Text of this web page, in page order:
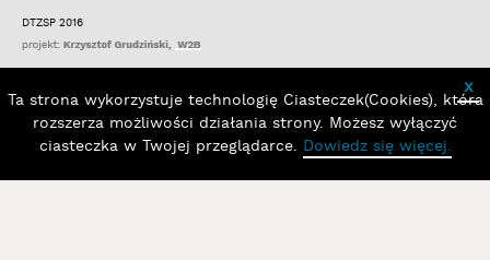
DTZSP 2016
x
Ta strona wykorzystuje technologię Ciasteczek(Cookies), która
rozszerza możliwości działania strony. Możesz wyłączyć
ciasteczka w Twojej przeglądarce. Dowiedz się więcej.